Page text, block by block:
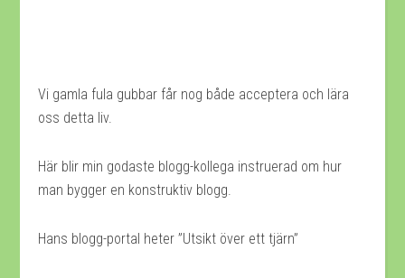
Vi gamla fula gubbar får nog både acceptera och lära
oss detta liv.
Här blir min godaste blogg-kollega instruerad om hur
man bygger en konstruktiv blogg.
Hans blogg-portal heter ”Utsikt över ett tjärn”